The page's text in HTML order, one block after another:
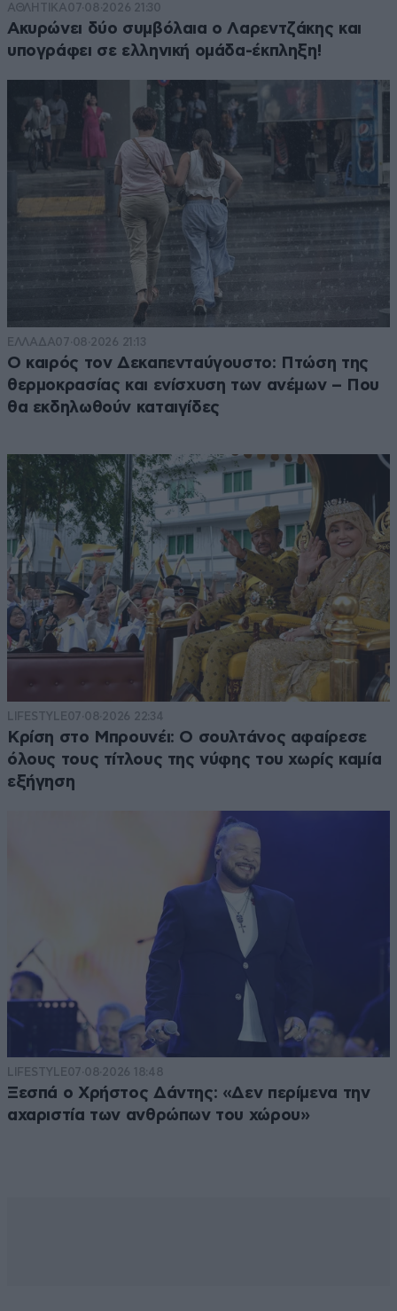
ΑΘΛΗΤΙΚΑ07·08·2026 21:30
Ακυρώνει δύο συμβόλαια ο Λαρεντζάκης και
υπογράφει σε ελληνική ομάδα-έκπληξη!
ΕΛΛΑΔΑ07·08·2026 21:13
Ο καιρός τον Δεκαπενταύγουστο: Πτώση της
θερμοκρασίας και ενίσχυση των ανέμων – Που
θα εκδηλωθούν καταιγίδες
LIFESTYLE07·08·2026 22:34
Κρίση στο Μπρουνέι: Ο σουλτάνος αφαίρεσε
όλους τους τίτλους της νύφης του χωρίς καμία
εξήγηση
LIFESTYLE07·08·2026 18:48
Ξεσπά ο Χρήστος Δάντης: «Δεν περίμενα την
αχαριστία των ανθρώπων του χώρου»